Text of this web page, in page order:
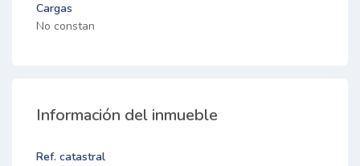
Cargas
No constan
Información del inmueble
Ref. catastral